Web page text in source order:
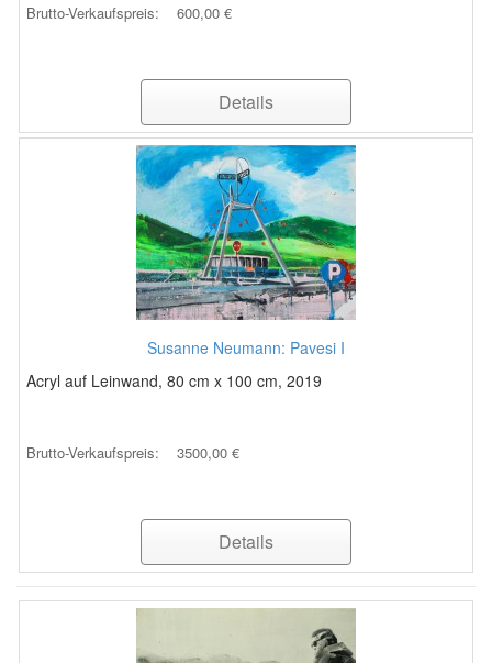
Brutto-Verkaufspreis: 600,00 €
Details
Susanne Neumann: Pavesi I
Acryl auf Leinwand, 80 cm x 100 cm, 2019
Brutto-Verkaufspreis: 3500,00 €
Details